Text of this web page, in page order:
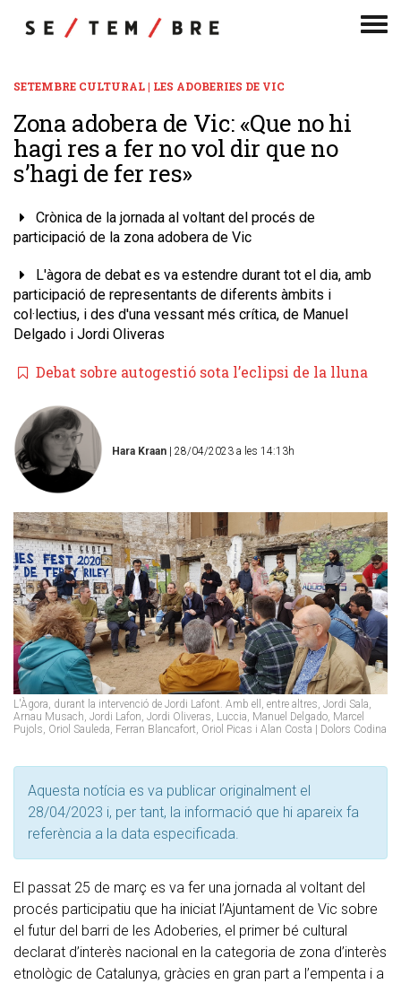
SETEMBRE CULTURAL | LES ADOBERIES DE VIC
Zona adobera de Vic: «Que no hi
hagi res a fer no vol dir que no
s’hagi de fer res»
Crònica de la jornada al voltant del procés de
participació de la zona adobera de Vic
L'àgora de debat es va estendre durant tot el dia, amb
participació de representants de diferents àmbits i
col·lectius, i des d'una vessant més crítica, de Manuel
Delgado i Jordi Oliveras
Debat sobre autogestió sota l’eclipsi de la lluna
Hara Kraan | 28/04/2023 a les 14:13h
L'Àgora, durant la intervenció de Jordi Lafont. Amb ell, entre altres, Jordi Sala,
Arnau Musach, Jordi Lafon, Jordi Oliveras, Luccia, Manuel Delgado, Marcel
Pujols, Oriol Sauleda, Ferran Blancafort, Oriol Picas i Alan Costa | Dolors Codina
Aquesta notícia es va publicar originalment el
28/04/2023 i, per tant, la informació que hi apareix fa
referència a la data especificada.
El passat 25 de març es va fer una jornada al voltant del
procés participatiu que ha iniciat l’Ajuntament de Vic sobre
el futur del barri de les Adoberies, el primer bé cultural
declarat d’interès nacional en la categoria de zona d’interès
etnològic de Catalunya, gràcies en gran part a l’empenta i a